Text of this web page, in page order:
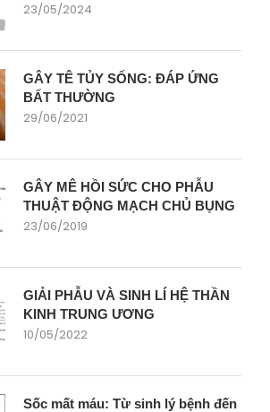
23/05/2024
GÂY TÊ TỦY SỐNG: ĐÁP ỨNG
BẤT THƯỜNG
29/06/2021
GÂY MÊ HỒI SỨC CHO PHẪU
THUẬT ĐỘNG MẠCH CHỦ BỤNG
23/06/2019
GIẢI PHẪU VÀ SINH LÍ HỆ THẦN
KINH TRUNG ƯƠNG
10/05/2022
Sốc mất máu: Từ sinh lý bệnh đến